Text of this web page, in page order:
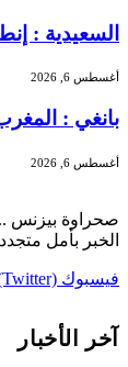
السعيدية :
أغسطس 6, 2026
بانغي :
أغسطس 6, 2026
صحراوة بيزنس
الخبر بأمل متجدد
فيسبوك
آخر الأخبار